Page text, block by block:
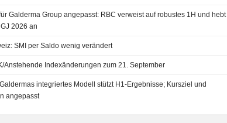
Galderma Group angepasst: RBC verweist auf robustes 1H und hebt
2026 an
SMI per Saldo wenig verändert
Anstehende Indexänderungen zum 21. September
integriertes Modell stützt H1-Ergebnisse; Kursziel und
angepasst